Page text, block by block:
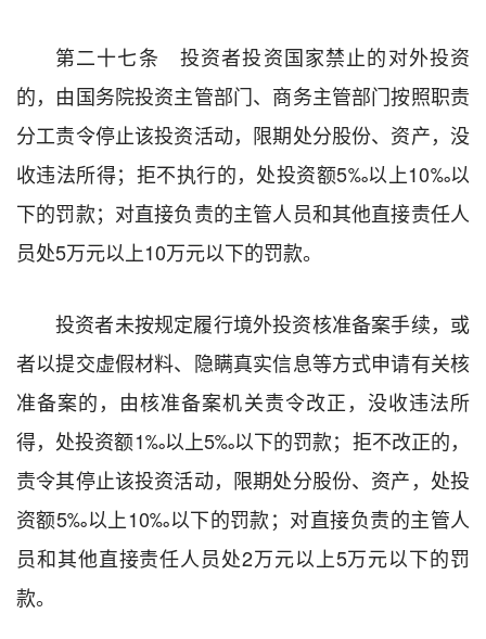
第二十七条 投资者投资国家禁止的对外投资
的，由国务院投资主管部门、商务主管部门按照职责
分工责令停止该投资活动，限期处分股份、资产，没
收违法所得；拒不执行的，处投资额5‰以上10‰以
下的罚款；对直接负责的主管人员和其他直接责任人
员处5万元以上10万元以下的罚款。
投资者未按规定履行境外投资核准备案手续，或
者以提交虚假材料、隐瞒真实信息等方式申请有关核
准备案的，由核准备案机关责令改正，没收违法所
得，处投资额1‰以上5‰以下的罚款；拒不改正的，
责令其停止该投资活动，限期处分股份、资产，处投
资额5‰以上10‰以下的罚款；对直接负责的主管人
员和其他直接责任人员处2万元以上5万元以下的罚
款。